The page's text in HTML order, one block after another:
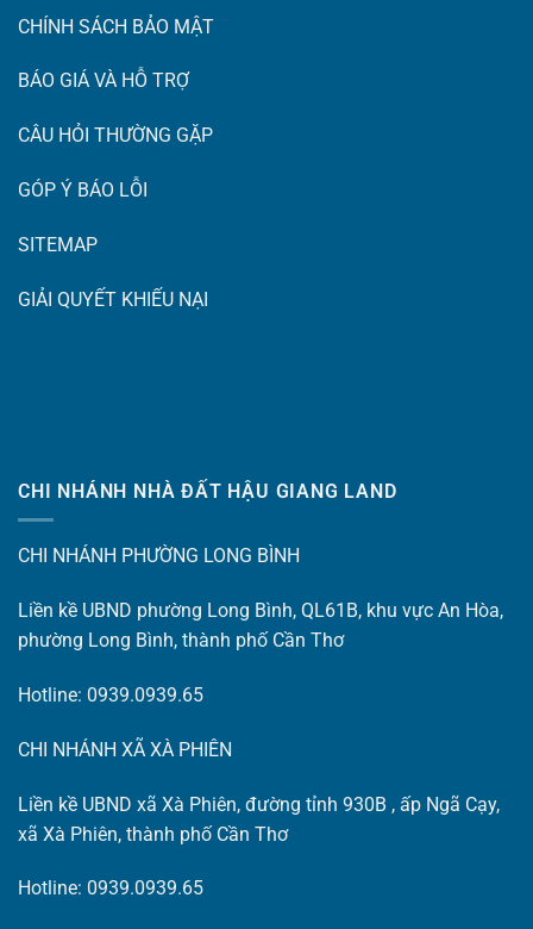
CHÍNH SÁCH BẢO MẬT
BÁO GIÁ VÀ HỖ TRỢ
CÂU HỎI THƯỜNG GẶP
GÓP Ý BÁO LỖI
SITEMAP
GIẢI QUYẾT KHIẾU NẠI
CHI NHÁNH NHÀ ĐẤT HẬU GIANG LAND
CHI NHÁNH PHƯỜNG LONG BÌNH
Liền kề UBND phường Long Bình, QL61B, khu vực An Hòa,
phường Long Bình, thành phố Cần Thơ
Hotline: 0939.0939.65
CHI NHÁNH XÃ XÀ PHIÊN
Liền kề UBND xã Xà Phiên, đường tỉnh 930B , ấp Ngã Cạy,
xã Xà Phiên, thành phố Cần Thơ
Hotline: 0939.0939.65